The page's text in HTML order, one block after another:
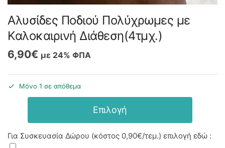
Αλυσίδες Ποδιού Πολύχρωμες με
Καλοκαιρινή Διάθεση(4τμχ.)
6,90€ με 24% ΦΠΑ
Μόνο 1 σε απόθεμα
Επιλογή
Για Συσκευασία Δώρου (κόστος 0,90€/τεμ.) επιλογή εδώ :